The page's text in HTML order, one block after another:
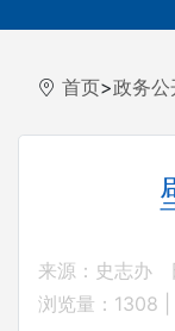
首页>政务公
来源：史志办
浏览量： 1308